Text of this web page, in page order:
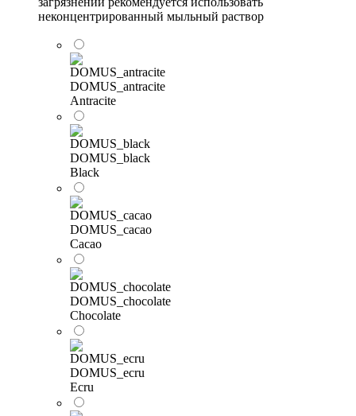
неконцентрированный мыльный раствор
DOMUS_antracite
Antracite
DOMUS_black
Black
DOMUS_cacao
Cacao
DOMUS_chocolate
Chocolate
DOMUS_ecru
Ecru